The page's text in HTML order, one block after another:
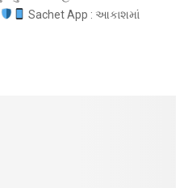
Sachet App : આકાશમાં